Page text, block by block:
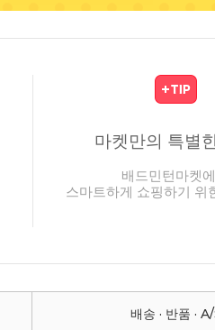
마켓만의 특별
배드민턴마켓
스마트하게 쇼핑하기 위
배송 · 반품 ·